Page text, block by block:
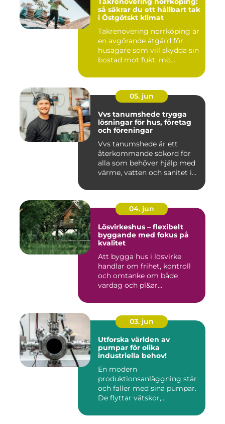
så säkrar du ett hållbart tak
i Östgötskt klimat
Takrenovering norrköping är
en avgörande åtgärd för
husägare som vill skydda sin
bostad mot fukt, mö...
05. jun
Vvs tanumshede trygga
lösningar för hus, företag
och föreningar
Vvs tanumshede är ett
återkommande sökord för
alla som behöver hjälp med
värme, vatten och sanitet i...
04. jun
Lösvirkeshus – flexibelt
byggande med fokus på
kvalitet
Att bygga hus i lösvirke
handlar om frihet, kontroll
och omtanke om både
vardag och pl&ar...
03. jun
Utforska världen av
pumpar för olika
industriella behov!
En modern
produktionsanläggning står
och faller med sina pumpar.
De flyttar vätskor,...